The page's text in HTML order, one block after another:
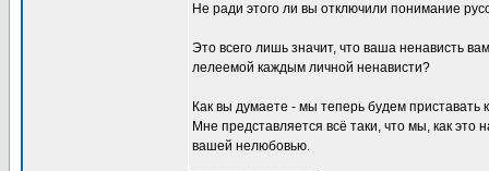
Не ради этого ли вы отключили понимание
Это всего лишь значит, что ваша ненависть
лелеемой каждым личной ненависти?
Как вы думаете - мы теперь будем приставать
Мне представляется всё таки, что мы, как
вашей нелюбовью.